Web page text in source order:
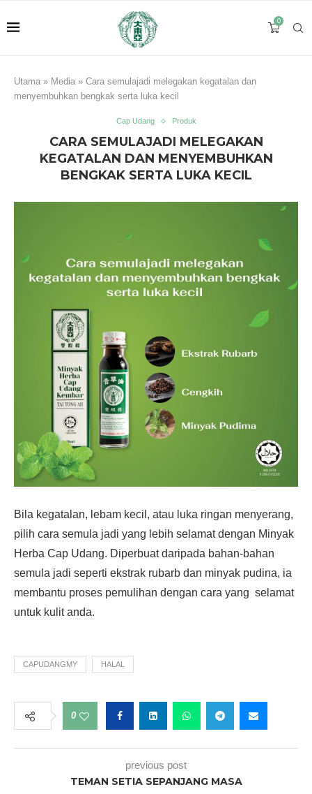
0
Utama » Media » Cara semulajadi melegakan kegatalan dan
menyembuhkan bengkak serta luka kecil
Cap Udang Produk
CARA SEMULAJADI MELEGAKAN
KEGATALAN DAN MENYEMBUHKAN
BENGKAK SERTA LUKA KECIL
Bila kegatalan, lebam kecil, atau luka ringan menyerang,
pilih cara semula jadi yang lebih selamat dengan Minyak
Herba Cap Udang. Diperbuat daripada bahan-bahan
semula jadi seperti ekstrak rubarb dan minyak pudina, ia
membantu proses pemulihan dengan cara yang selamat
untuk kulit anda.
CAPUDANGMY HALAL
0
previous post
TEMAN SETIA SEPANJANG MASA